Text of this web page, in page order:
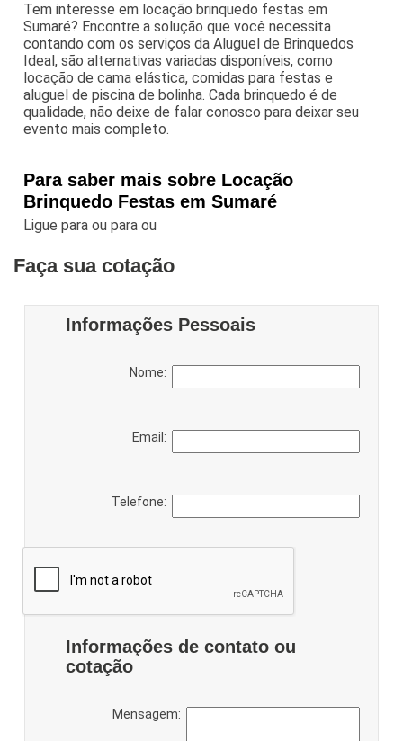
Tem interesse em locação brinquedo festas em
Sumaré? Encontre a solução que você necessita
contando com os serviços da Aluguel de Brinquedos
Ideal, são alternativas variadas disponíveis, como
locação de cama elástica, comidas para festas e
aluguel de piscina de bolinha. Cada brinquedo é de
qualidade, não deixe de falar conosco para deixar seu
evento mais completo.
Para saber mais sobre Locação
Brinquedo Festas em Sumaré
Ligue paraou paraou
Faça sua cotação
Informações Pessoais
Nome:
Email:
Telefone:
Informações de contato ou
cotação
Mensagem: